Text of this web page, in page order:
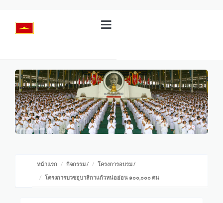
หน้าแรก กิจกรรม/ โครงการอบรม/
โครงการบวชอุบาสิกาแก้วหน่ออ่อน ๑๐๐,๐๐๐ คน